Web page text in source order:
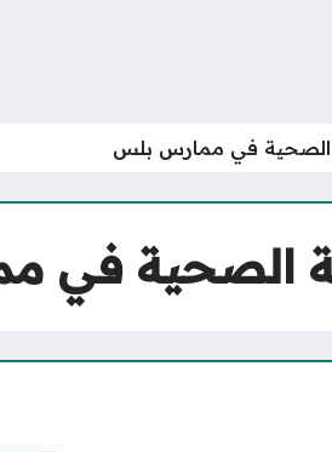
الصحية في ممارس بلس
الصحية